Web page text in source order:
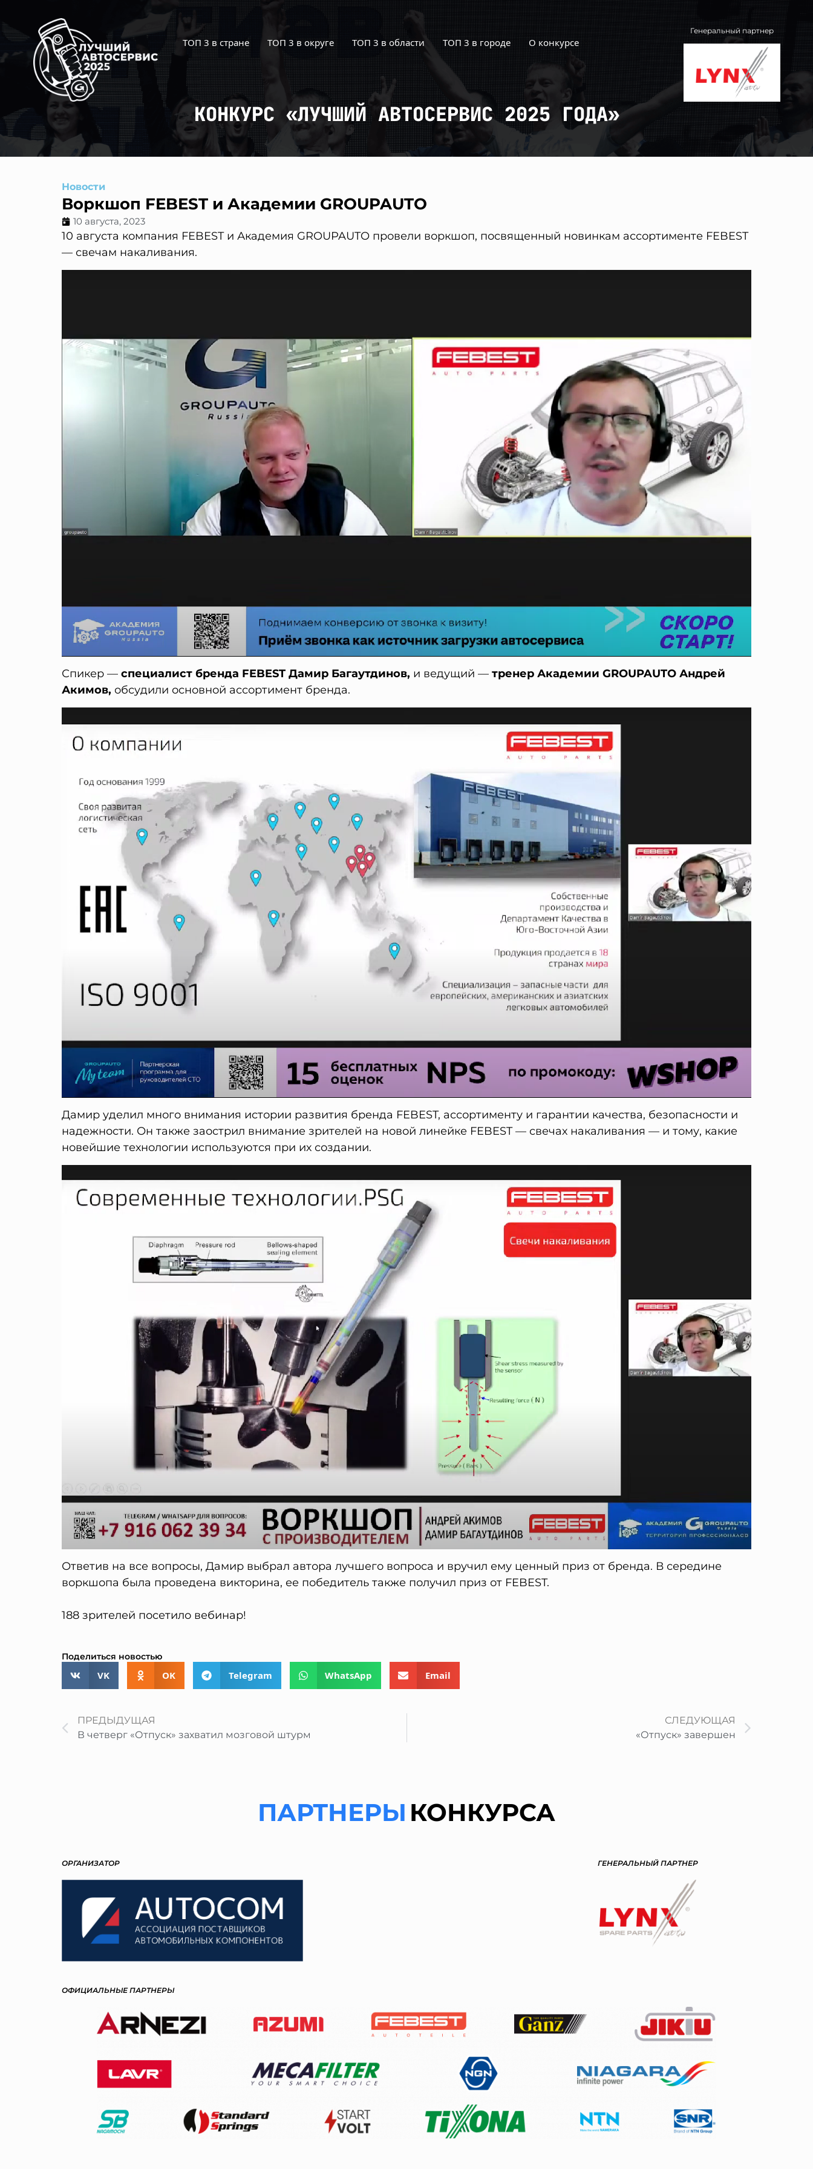
содержимому
ТОП 3 в стране
ТОП 3 в округе ТОП 3 в области ТОП 3 в городе О конкурсе
Генеральный партнер
КОНКУРС «ЛУЧШИЙ АВТОСЕРВИС 2025 ГОДА»
Новости
Воркшоп FEBEST и Академии GROUPAUTO
10 августа, 2023
10 августа компания FEBEST и Академия GROUPAUTO провели воркшоп, посвященный новинкам ассортименте FEBEST
— свечам накаливания.
Спикер — специалист бренда FEBEST Дамир Багаутдинов, и ведущий — тренер Академии GROUPAUTO Андрей
Акимов, обсудили основной ассортимент бренда.
Дамир уделил много внимания истории развития бренда FEBEST, ассортименту и гарантии качества, безопасности и
надежности. Он также заострил внимание зрителей на новой линейке FEBEST — свечах накаливания — и тому, какие
новейшие технологии используются при их создании.
Ответив на все вопросы, Дамир выбрал автора лучшего вопроса и вручил ему ценный приз от бренда. В середине
воркшопа была проведена викторина, ее победитель также получил приз от FEBEST.
188 зрителей посетило вебинар!
Поделиться новостью
VK OK Telegram WhatsApp Email
ПРЕДЫДУЩАЯ
В четверг «Отпуск» захватил мозговой штурм
СЛЕДУЮЩАЯ
«Отпуск» завершен
ПАРТНЕРЫ КОНКУРСА
ОРГАНИЗАТОР ГЕНЕРАЛЬНЫЙ ПАРТНЕР
ОФИЦИАЛЬНЫЕ ПАРТНЕРЫ